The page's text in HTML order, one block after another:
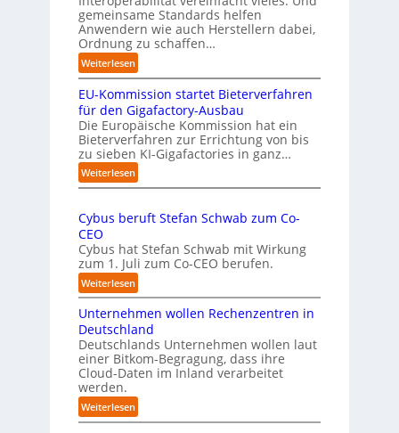
b
u
s
a
h
m
e
c
h
r
u
e
u
n
v
i
l
e
A
b
gemeinsame Standards helfen
Anwendern wie auch Herstellern dabei,
Ordnung zu schaffen…
Weiterlesen:
„
E
s
k
o
m
m
t
u
d
i
e
I
p
l
e
m
e
n
t
i
EU-Kommission startet Bieterverfahren
für den Gigafactory-Ausbau
Die Europäische Kommission hat ein
Bieterverfahren zur Errichtung von bis
zu sieben KI-Gigafactories in ganz…
Weiterlesen:
E
-
o
m
m
i
s
i
o
n
t
a
Cybus beruft Stefan Schwab zum Co-
CEO
Cybus hat Stefan Schwab mit Wirkung
zum 1. Juli zum Co-CEO berufen.
Weiterlesen:
C
y
b
u
s
b
r
u
Unternehmen wollen Rechenzentren in
Deutschland
Deutschlands Unternehmen wollen laut
einer Bitkom-Begragung, dass ihre
Cloud-Daten im Inland verarbeitet
werden.
Weiterlesen:
U